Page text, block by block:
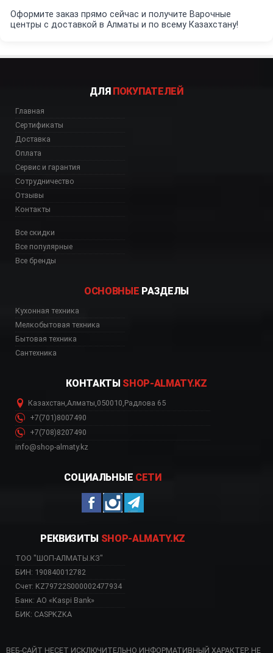
Оформите заказ прямо сейчас и получите Варочные
центры с доставкой в Алматы и по всему Казахстану!
ДЛЯ ПОКУПАТЕЛЕЙ
Главная
Сертификаты
Доставка
Оплата
Сервис и гарантия
Сотрудничество
Отзывы
Контакты
Все скидки
Все популярные
Все бренды
ОСНОВНЫЕ РАЗДЕЛЫ
Кухонная техника
Мелкобытовая техника
Бытовая техника
Сантехника
КОНТАКТЫ SHOP-ALMATY.KZ
Казахстан,Алматы,050010,Радлова 65
+7(701)8007490
+7(708)8207490
info@shop-almaty.kz
СОЦИАЛЬНЫЕ СЕТИ
РЕКВИЗИТЫ SHOP-ALMATY.KZ
ТОО "ШОП-АЛМАТЫ.КЗ"
БИН: 190840012782
Счет: KZ79722S000002477934
Банк: АО «Kaspi Bank»
БИК: CASPKZKA
ВЕБ-САЙТ НЕСЕТ ИСКЛЮЧИТЕЛЬНО ИНФОРМАТИВНЫЙ ХАРАКТЕР, НЕ